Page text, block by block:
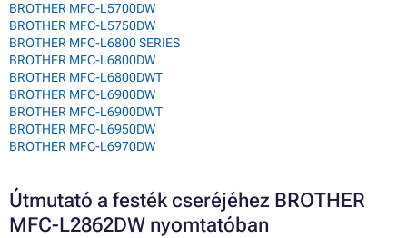
BROTHER MFC-L5700DW
BROTHER MFC-L5750DW
BROTHER MFC-L6800 SERIES
BROTHER MFC-L6800DW
BROTHER MFC-L6800DWT
BROTHER MFC-L6900DW
BROTHER MFC-L6900DWT
BROTHER MFC-L6950DW
BROTHER MFC-L6970DW
Útmutató a festék cseréjéhez BROTHER
MFC-L2862DW nyomtatóban